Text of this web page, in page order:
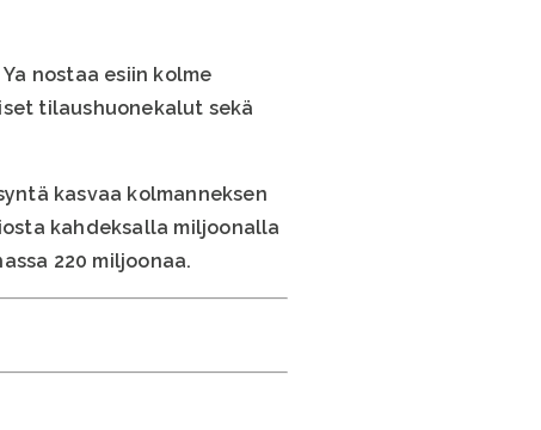
nostaa esiin kolme
tilaushuonekalut sekä
kasvaa kolmanneksen
kahdeksalla miljoonalla
220 miljoonaa.